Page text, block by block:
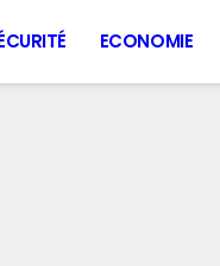
ECONOMIE